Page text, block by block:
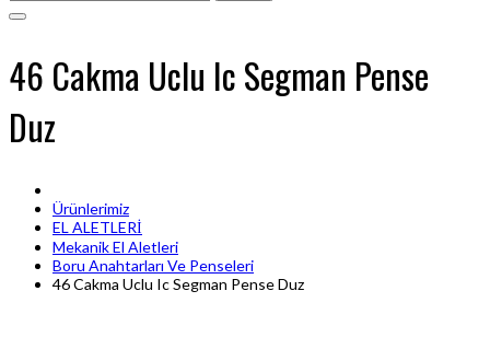
46 Cakma Uclu Ic Segman Pense
Duz
Ürünlerimiz
EL ALETLERİ
Mekanik El Aletleri
Boru Anahtarları Ve Penseleri
46 Cakma Uclu Ic Segman Pense Duz